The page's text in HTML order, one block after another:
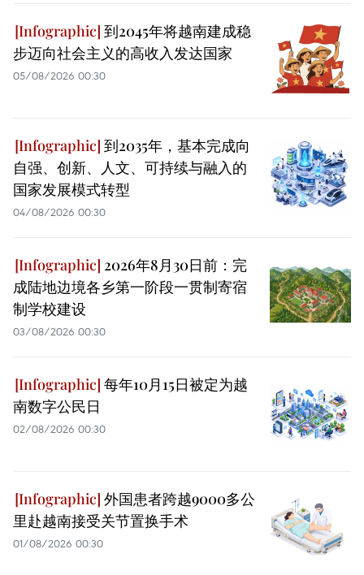
到2045年将越南建成稳
步迈向社会主义的高收入发达国家
05/08/2026 00:30
到2035年，基本完成向
自强、创新、人文、可持续与融入的
国家发展模式转型
04/08/2026 00:30
2026年8月30日前：完
成陆地边境各乡第一阶段一贯制寄宿
制学校建设
03/08/2026 00:30
每年10月15日被定为越
南数字公民日
02/08/2026 00:30
外国患者跨越9000多公
里赴越南接受关节置换手术
01/08/2026 00:30